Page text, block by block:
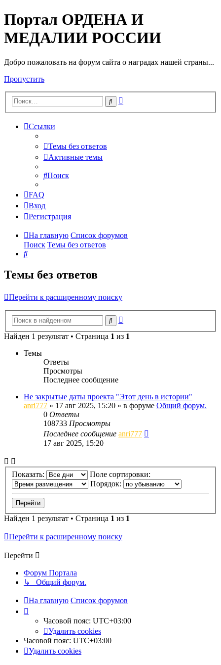
Портал ОРДЕНА И
МЕДАЛИИ РОССИИ
Добро пожаловать на форум сайта о наградах нашей страны...
Пропустить
Поиск
Ссылки
Темы без ответов
Активные темы
Поиск
FAQ
Вход
Регистрация
На главную Список форумов
Поиск Темы без ответов
Поиск
Темы без ответов
Перейти к расширенному поиску
Поиск
Найден 1 результат • Страница 1 из 1
Темы
Ответы
Просмотры
Последнее сообщение
Не закрытые даты проекта "Этот день в истории"
anri777 » 17 авг 2025, 15:20 » в форуме Общий форум.
0 Ответы
108733 Просмотры
Последнее сообщение anri777
17 авг 2025, 15:20
Показать:
Поле сортировки:
Порядок:
Найден 1 результат • Страница 1 из 1
Перейти к расширенному поиску
Перейти
Форум Портала
↳ Общий форум.
На главную Список форумов
Часовой пояс: UTC+03:00
Удалить cookies
Часовой пояс: UTC+03:00
Удалить cookies